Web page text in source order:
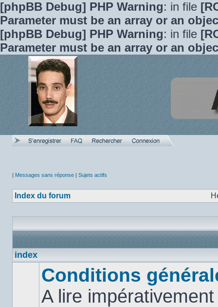
[phpBB Debug] PHP Warning: in file
Parameter must be an array or an
[phpBB Debug] PHP Warning: in file
Parameter must be an array or an
| Messages sans réponse | Sujets actifs
Index du forum
index
Conditions
A lire